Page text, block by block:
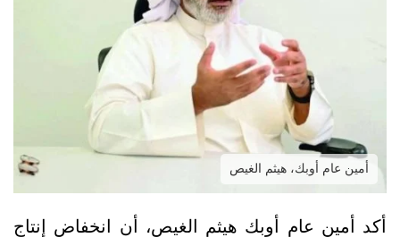
أمين عام أوبك، هيثم الغيص
أكد أمين عام أوبك هيثم الغيص، أن انخفاض إنتاج